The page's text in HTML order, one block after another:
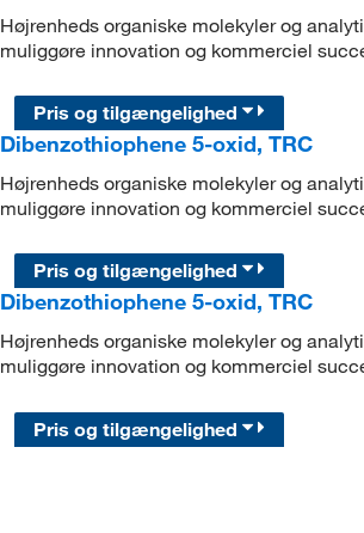
Højrenheds organiske molekyler og
muliggøre innovation og kommerciel
Pris og tilgængelighed
Dibenzothiophene 5-oxid, TRC
Højrenheds organiske molekyler og
muliggøre innovation og kommerciel
Pris og tilgængelighed
Dibenzothiophene 5-oxid, TRC
Højrenheds organiske molekyler og
muliggøre innovation og kommerciel
Pris og tilgængelighed